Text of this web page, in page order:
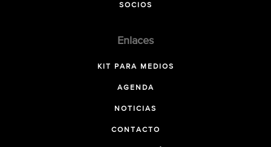
SOCIOS
Enlaces
KIT PARA MEDIOS
AGENDA
NOTICIAS
CONTACTO